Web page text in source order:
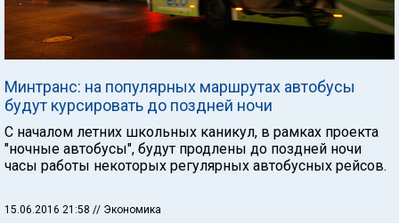
Минтранс: на популярных маршрутах автобусы
будут курсировать до поздней ночи
С началом летних школьных каникул, в рамках проекта
"ночные автобусы", будут продлены до поздней ночи
часы работы некоторых регулярных автобусных рейсов.
15.06.2016 21:58 // Экономика